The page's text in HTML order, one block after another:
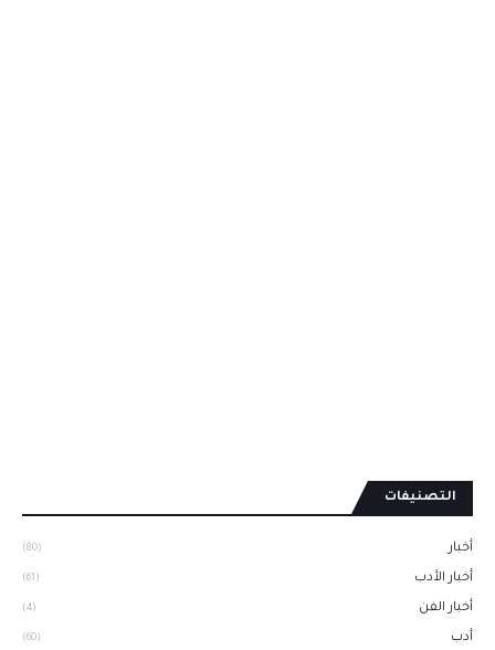
التصنيفات
أخبار (80)
أخبار الأدب (61)
أخبار الفن (4)
أدب (60)